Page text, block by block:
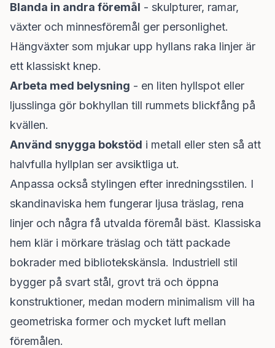
Blanda in andra föremål - skulpturer, ramar,
växter och minnesföremål ger personlighet.
Hängväxter som mjukar upp hyllans raka linjer är
ett klassiskt knep.
Arbeta med belysning - en liten hyllspot eller
ljusslinga gör bokhyllan till rummets blickfång på
kvällen.
Använd snygga bokstöd i metall eller sten så att
halvfulla hyllplan ser avsiktliga ut.
Anpassa också stylingen efter inredningsstilen. I
skandinaviska hem fungerar ljusa träslag, rena
linjer och några få utvalda föremål bäst. Klassiska
hem klär i mörkare träslag och tätt packade
bokrader med bibliotekskänsla. Industriell stil
bygger på svart stål, grovt trä och öppna
konstruktioner, medan modern minimalism vill ha
geometriska former och mycket luft mellan
föremålen.